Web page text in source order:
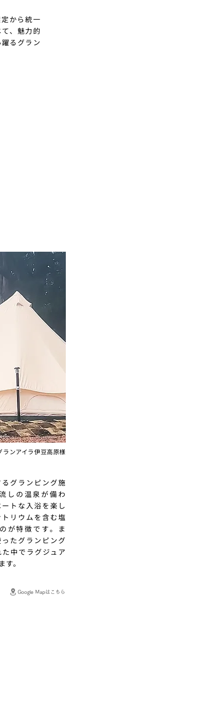
から統一
、魅力的
るグラン
ランアイラ伊豆高原様
グランピング施
しの温泉が備わ
トな入浴を楽し
リウムを含む塩
が特徴です。ま
たグランピング
中でラグジュア
。
Google Mapはこちら